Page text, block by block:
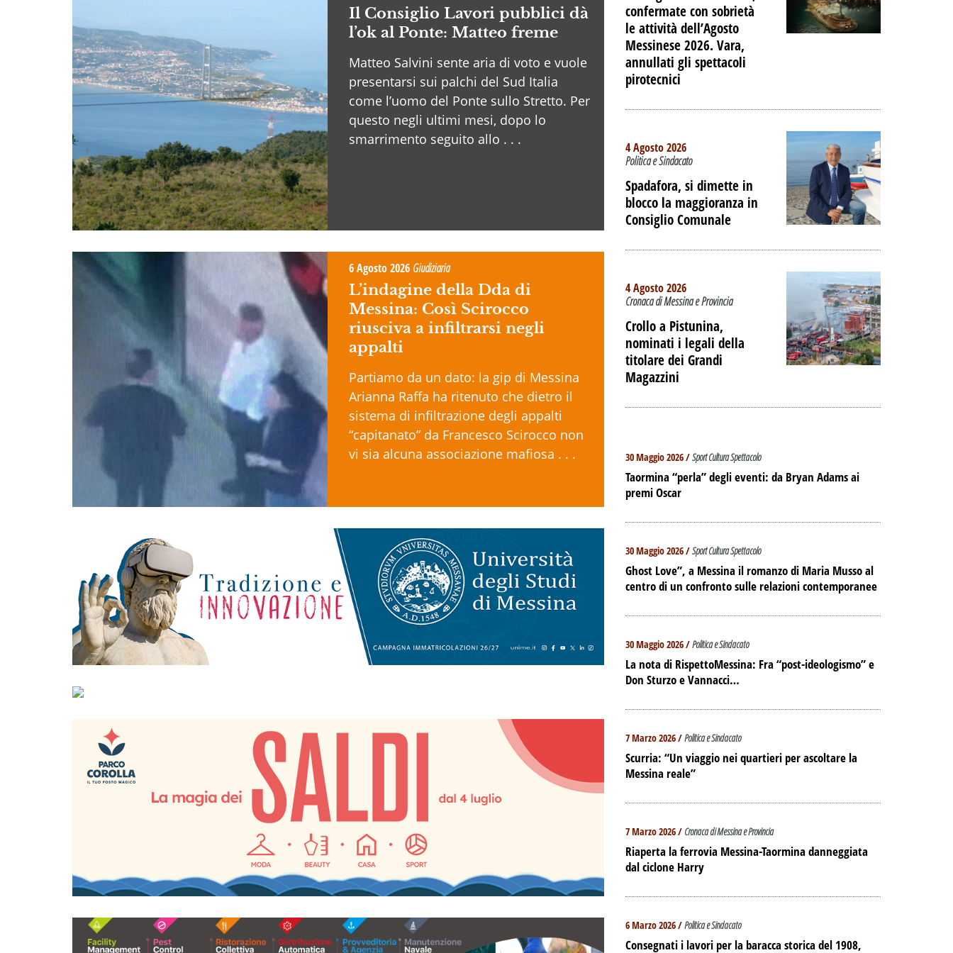
Il Consiglio Lavori pubblici dà
l’ok al Ponte: Matteo freme
Matteo Salvini sente aria di voto e vuole
presentarsi sui palchi del Sud Italia
come l’uomo del Ponte sullo Stretto. Per
questo negli ultimi mesi, dopo lo
smarrimento seguito allo . . .
6 Agosto 2026 Giudiziaria
L’indagine della Dda di
Messina: Così Scirocco
riusciva a infiltrarsi negli
appalti
Partiamo da un dato: la gip di Messina
Arianna Raffa ha ritenuto che dietro il
sistema di infiltrazione degli appalti
“capitanato” da Francesco Scirocco non
vi sia alcuna associazione mafiosa . . .
confermate con sobrietà
le attività dell’Agosto
Messinese 2026. Vara,
annullati gli spettacoli
pirotecnici
4 Agosto 2026
Politica e Sindacato
Spadafora, si dimette in
blocco la maggioranza in
Consiglio Comunale
4 Agosto 2026
Cronaca di Messina e Provincia
Crollo a Pistunina,
nominati i legali della
titolare dei Grandi
Magazzini
30 Maggio 2026 /Sport Cultura Spettacolo
Taormina “perla” degli eventi: da Bryan Adams ai
premi Oscar
30 Maggio 2026 /Sport Cultura Spettacolo
Ghost Love”, a Messina il romanzo di Maria Musso al
centro di un confronto sulle relazioni contemporanee
30 Maggio 2026 /Politica e Sindacato
La nota di RispettoMessina: Fra “post-ideologismo” e
Don Sturzo e Vannacci…
7 Marzo 2026 /Politica e Sindacato
Scurria: “Un viaggio nei quartieri per ascoltare la
Messina reale”
7 Marzo 2026 / Cronaca di Messina e Provincia
Riaperta la ferrovia Messina-Taormina danneggiata
dal ciclone Harry
6 Marzo 2026 /Politica e Sindacato
Consegnati i lavori per la baracca storica del 1908,